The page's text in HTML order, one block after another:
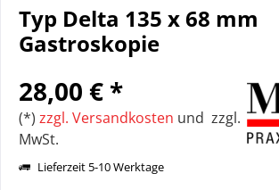
Typ Delta 135 x 68 mm
Gastroskopie
28,00 € *
(*) zzgl. Versandkosten und zzgl.
MwSt.
Lieferzeit 5-10 Werktage